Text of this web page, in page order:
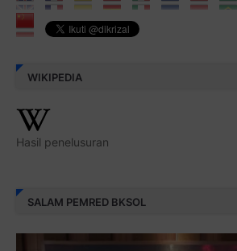
WIKIPEDIA
Hasil penelusuran
SALAM PEMRED BKSOL